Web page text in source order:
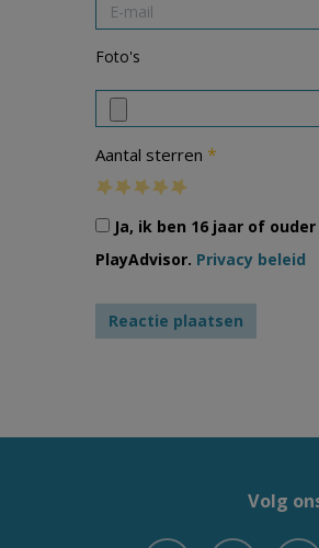
Foto's
Aantal sterren *
Ja, ik ben 16 jaar of
PlayAdvisor. Privacy beleid
Volg